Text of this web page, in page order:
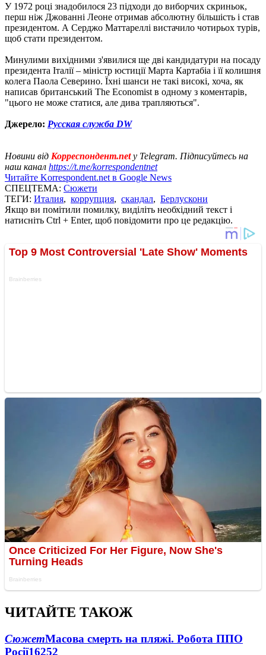
У 1972 році знадобилося 23 підходи до виборчих скриньок,
перш ніж Джованні Леоне отримав абсолютну більшість і став
президентом. А Серджо Маттареллі вистачило чотирьох турів,
щоб стати президентом.
Минулими вихідними з'явилися ще дві кандидатури на посаду
президента Італії – міністр юстиції Марта Картабіа і її колишня
колега Паола Северино. Їхні шанси не такі високі, хоча, як
написав британський The Economist в одному з коментарів,
"цього не може статися, але дива трапляються".
Джерело: Русская служба DW
Новини від Корреспондент.netу Telegram. Підписуйтесь на
наш канал https://t.me/korrespondentnet
Читайте Korrespondent.net в Google News
СПЕЦТЕМА: Сюжети
ТЕГИ: Италия, коррупция, скандал, Берлускони
Якщо ви помітили помилку, виділіть необхідний текст і
натисніть Ctrl + Enter, щоб повідомити про це редакцію.
ЧИТАЙТЕ ТАКОЖ
СюжетМасова смерть на пляжі. Робота ППО
Росії16252